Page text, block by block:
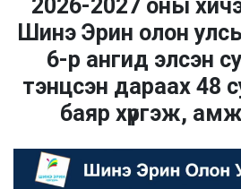
2026-2027 оны
Шинэ Эрин олон
6-р ангид элсэн
тэнцсэн дараах 48
баяр хүргэж,